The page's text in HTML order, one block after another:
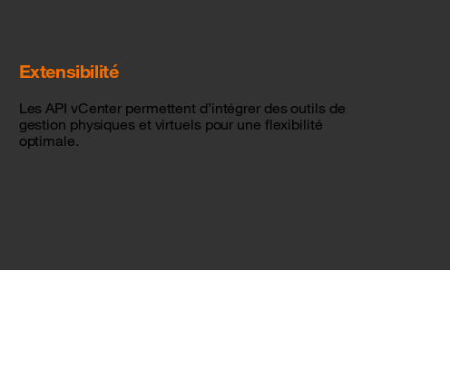
Extensibilité
Les API vCenter permettent d’intégrer des outils de
gestion physiques et virtuels pour une flexibilité
optimale.